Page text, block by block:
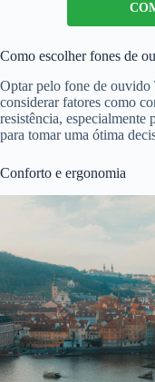
Como escolher fones de
Optar pelo fone de
considerar fatores como
resistência, especialmente
para tomar uma ótima
Conforto e ergonomia